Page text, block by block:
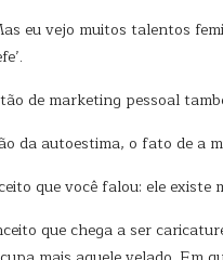
eu vejo muitos talentos
de marketing pessoal
da autoestima, o fato de a
que você falou: ele existe
que chega a ser